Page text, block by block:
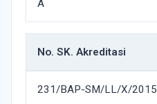
A
No. SK. Akreditasi
231/BAP-SM/LL/X/2015